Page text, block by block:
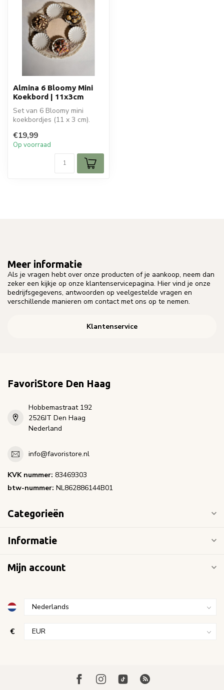
Almina 6 Bloomy Mini
Koekbord | 11x3cm
Set van 6 Bloomy mini
koekbordjes (11 x 3 cm).
desserts of ...
€19,99
Op voorraad
Meer informatie
Als je vragen hebt over onze producten of je aankoop, neem dan
zeker een kijkje op onze klantenservicepagina. Hier vind je onze
bedrijfsgegevens, antwoorden op veelgestelde vragen en
verschillende manieren om contact met ons op te nemen.
Klantenservice
FavoriStore Den Haag
Hobbemastraat 192
2526JT Den Haag
Nederland
info@favoristore.nl
KVK nummer: 83469303
btw-nummer: NL862886144B01
Categorieën
Informatie
Mijn account
€